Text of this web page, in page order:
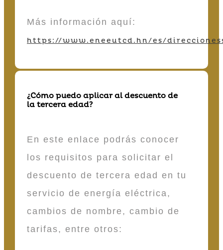
Más información aquí:
https://www.eneeutcd.hn/es/
¿Cómo puedo aplicar al descuento de
la tercera edad?
En este enlace podrás conocer
los requisitos para solicitar el
descuento de tercera edad en tu
servicio de energía eléctrica,
cambios de nombre, cambio de
tarifas, entre otros: